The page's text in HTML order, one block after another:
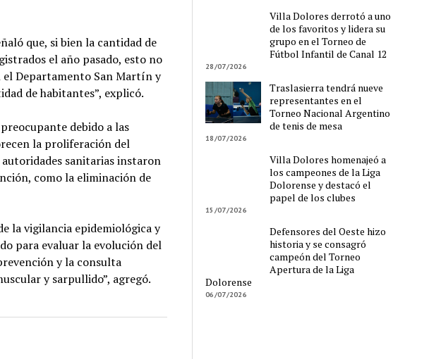
que, si bien la cantidad de
el año pasado, esto no
el Departamento San Martín y
de habitantes”, explicó.
debido a las
la proliferación del
sanitarias instaron
como la eliminación de
la vigilancia epidemiológica y
para evaluar la evolución del
y la consulta
y sarpullido”, agregó.
Villa Dolores derrotó a uno
de los favoritos y lidera su
grupo en el Torneo de
Fútbol Infantil de Canal 12
28/07/2026
Traslasierra tendrá nueve
representantes en el
Torneo Nacional Argentino
de tenis de mesa
18/07/2026
Villa Dolores homenajeó a
los campeones de la Liga
Dolorense y destacó el
papel de los clubes
15/07/2026
Defensores del Oeste hizo
historia y se consagró
campeón del Torneo
Apertura de la Liga
Dolorense
06/07/2026